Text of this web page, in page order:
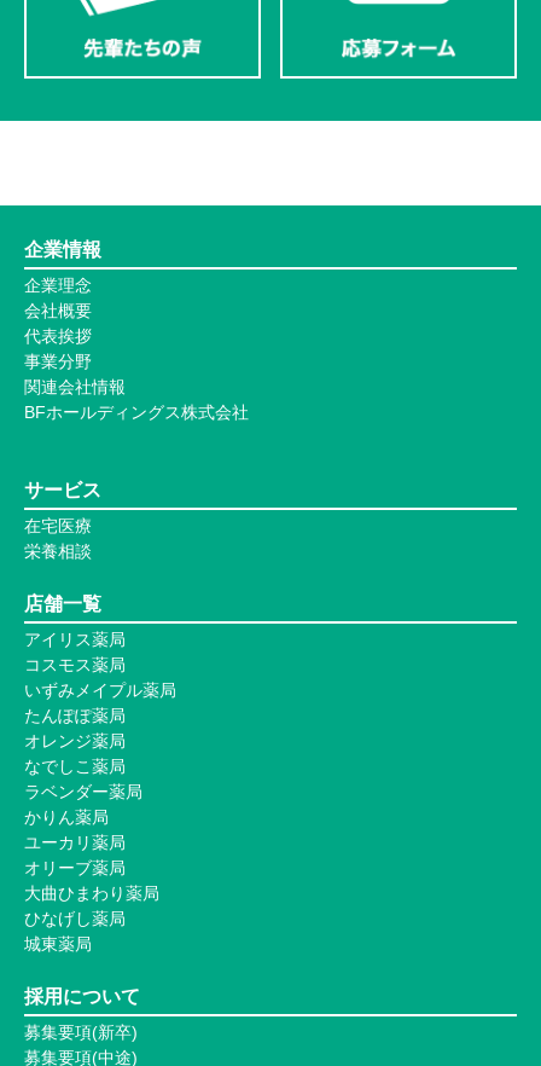
企業情報
企業理念
会社概要
代表挨拶
事業分野
関連会社情報
BFホールディングス株式会社
サービス
在宅医療
栄養相談
店舗一覧
アイリス薬局
コスモス薬局
いずみメイプル薬局
たんぽぽ薬局
オレンジ薬局
なでしこ薬局
ラベンダー薬局
かりん薬局
ユーカリ薬局
オリーブ薬局
大曲ひまわり薬局
ひなげし薬局
城東薬局
採用について
募集要項(新卒)
募集要項(中途)